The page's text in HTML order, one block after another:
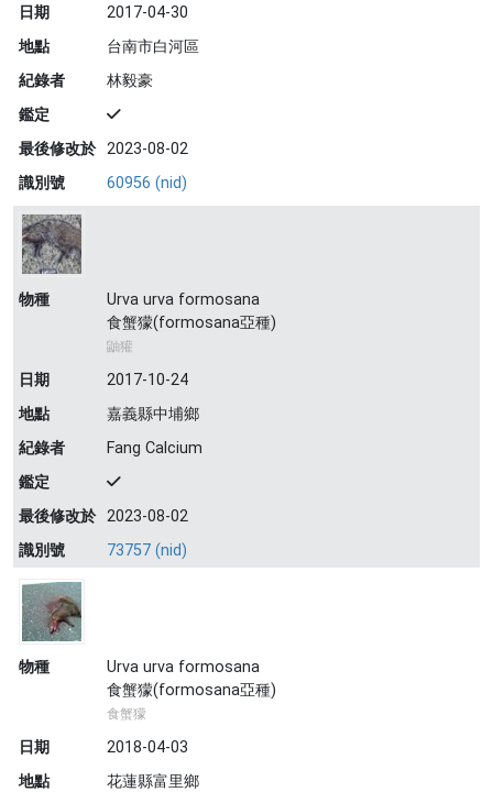
日期
2017-04-30
地點
台南市白河區
紀錄者
林毅豪
鑑定
最後修改於 2023-08-02
識別號
60956 (nid)
物種
Urva urva formosana
食蟹獴(formosana亞種)
鼬獾
日期
2017-10-24
地點
嘉義縣中埔鄉
紀錄者
Fang Calcium
鑑定
最後修改於 2023-08-02
識別號
73757 (nid)
物種
Urva urva formosana
食蟹獴(formosana亞種)
食蟹獴
日期
2018-04-03
地點
花蓮縣富里鄉